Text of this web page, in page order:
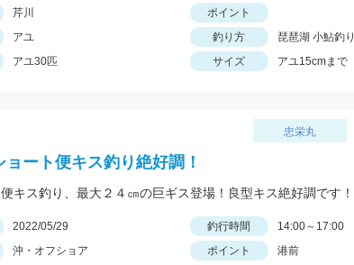
芹川
ポイント
アユ 釣り方
琵琶湖 小鮎釣り
アユ30匹 サイズ アユ15cmまで
忠栄丸
ート便キス釣り絶好調！
キス釣り、最大２４㎝の巨ギス登場！良型キス絶好調です！
2022/05/29 釣行時間
14:00～17:00
沖・オフショア ポイント
港前